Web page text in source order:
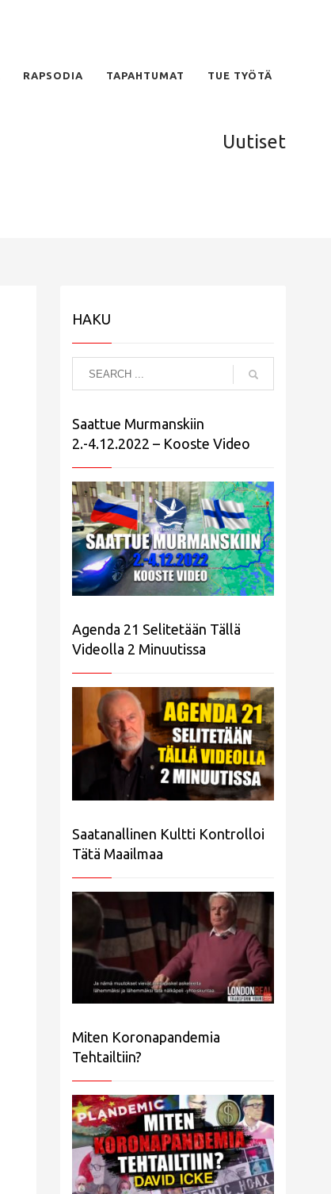
RAPSODIA TAPAHTUMAT TUE TYÖTÄ
Uutiset
HAKU
Saattue Murmanskiin
2.-4.12.2022 – Kooste Video
Agenda 21 Selitetään Tällä
Videolla 2 Minuutissa
Saatanallinen Kultti Kontrolloi
Tätä Maailmaa
Miten Koronapandemia
Tehtailtiin?